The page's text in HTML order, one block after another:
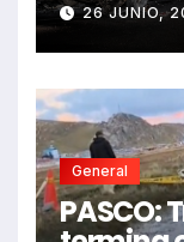
dejando
26 JUNIO,
General
PASCO: